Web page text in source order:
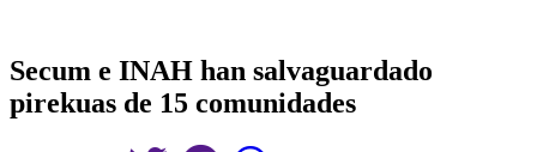
Secum e INAH han salvaguardado
pirekuas de 15 comunidades